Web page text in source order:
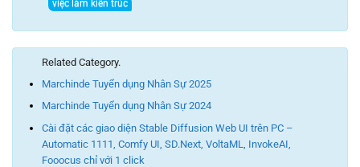
Related Category.
Marchinde Tuyển dụng Nhân Sự 2025
Marchinde Tuyển dụng Nhân Sự 2024
Cài đặt các giao diện Stable Diffusion Web UI trên PC –
Automatic 1111, Comfy UI, SD.Next, VoltaML, InvokeAI,
Fooocus chỉ với 1 click